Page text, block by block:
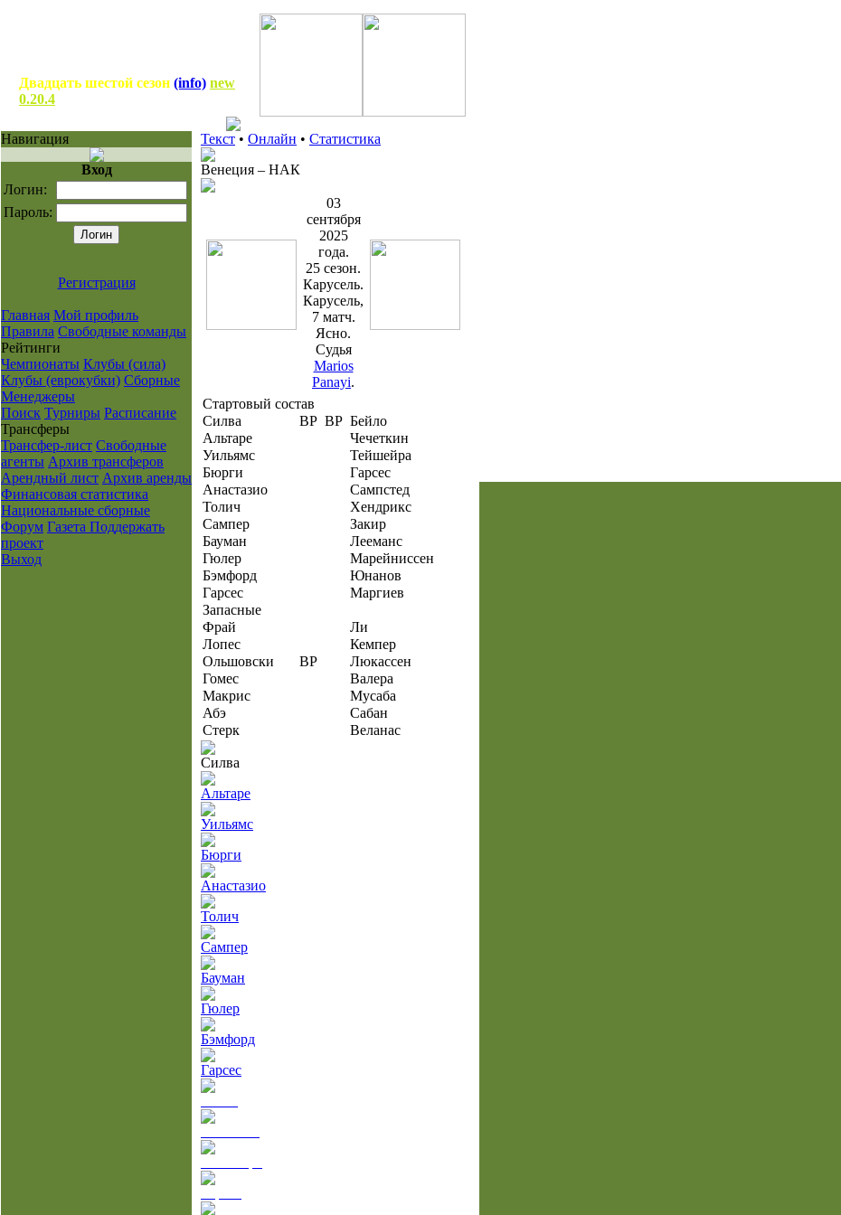
Двадцать шестой сезон (info) new
0.20.4
Навигация
Вход
Логин:
Пароль:
Регистрация
Главная Мой профиль
Правила Свободные команды
Рейтинги
Чемпионаты Клубы (сила)
Клубы (еврокубки) Сборные
Менеджеры
Поиск Турниры Расписание
Транcферы
Трансфер-лист Свободные
агенты Архив трансферов
Арендный лист Архив аренды
Финансовая статистика
Национальные сборные
Форум Газета Поддержать
проект
Выход
Текст • Онлайн • Статистика
Венеция – НАК
03
сентября
2025
года.
25 сезон.
Карусель.
Карусель,
7 матч.
Ясно.
Судья
Marios
Panayi.
Стартовый состав
Силва
ВР ВР Бейло
Альтаре
Чечеткин
Уильямс
Тейшейра
Бюрги
Гарсес
Анастазио
Сампстед
Толич
Хендрикс
Сампер
Закир
Бауман
Лееманс
Гюлер
Марейниссен
Бэмфорд
Юнанов
Гарсес
Маргиев
Запасные
Фрай
Ли
Лопес
Кемпер
Ольшовски
ВР
Люкассен
Гомес
Валера
Макрис
Мусаба
Абэ
Сабан
Стерк
Веланас
Силва
Альтаре
Уильямс
Бюрги
Анастазио
Толич
Сампер
Бауман
Гюлер
Бэмфорд
Гарсес